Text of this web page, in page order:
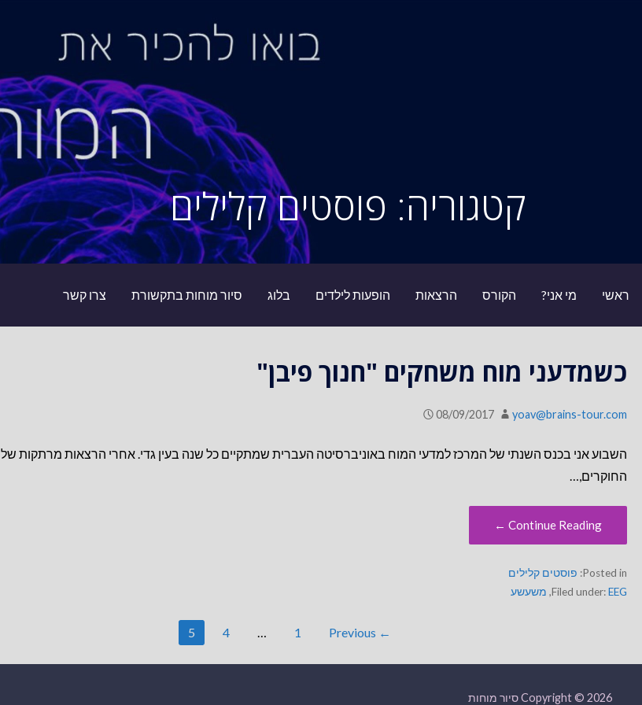
קטגוריה: פוסטים קלילים
ראשי מי אני? הקורס הרצאות הופעות לילדים בלוג סיור מוחות בתקשורת צרו קשר
כשמדעני מוח משחקים "חנוך פיבן"
08/09/2017 yoav@brains-tour.com
השבוע אני בכנס השנתי של המרכז למדעי המוח באוניברסיטה העברית שמתקיים כל שנה בעין גדי. אחרי הרצאות מרתקות של
החוקרים,…
Continue Reading ←
Posted in: פוסטים קלילים
Filed under:EEG
, משעשע
navigation
← Previous
1
…
4
5
Copyright © 2026 סיור מוחות